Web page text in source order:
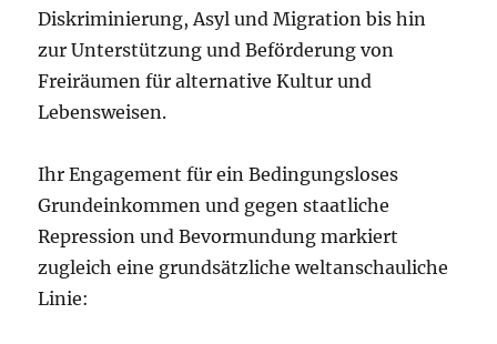
Diskriminierung, Asyl und Migration bis hin
zur Unterstützung und Beförderung von
Freiräumen für alternative Kultur und
Lebensweisen.
Ihr Engagement für ein Bedingungsloses
Grundeinkommen und gegen staatliche
Repression und Bevormundung markiert
zugleich eine grundsätzliche weltanschauliche
Linie: